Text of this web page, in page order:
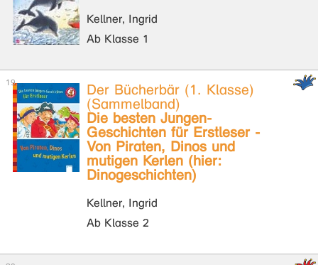
Kellner, Ingrid
Ab Klasse 1
Der Bücherbär (1. Klasse)
(Sammelband)
Die besten Jungen-
Geschichten für Erstleser -
Von Piraten, Dinos und
mutigen Kerlen (hier:
Dinogeschichten)
Kellner, Ingrid
Ab Klasse 2